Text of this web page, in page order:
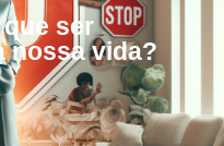
ser
nossa vida?